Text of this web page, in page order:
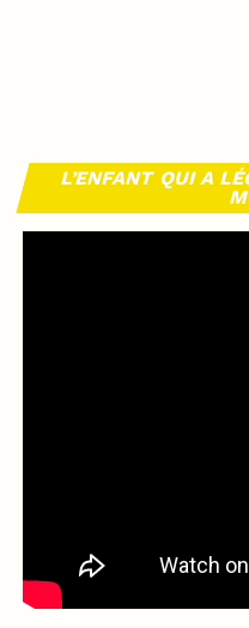
L’ENFANT QUI A